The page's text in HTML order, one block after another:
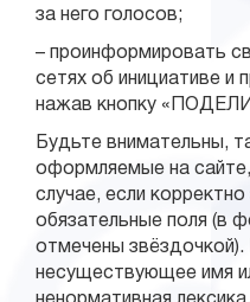
за него голосов;
– проинформировать
сетях об инициативе и
нажав кнопку
Будьте внимательны,
оформляемые на
случае, если
обязательные поля (в
отмечены звёздочкой).
несуществующее имя